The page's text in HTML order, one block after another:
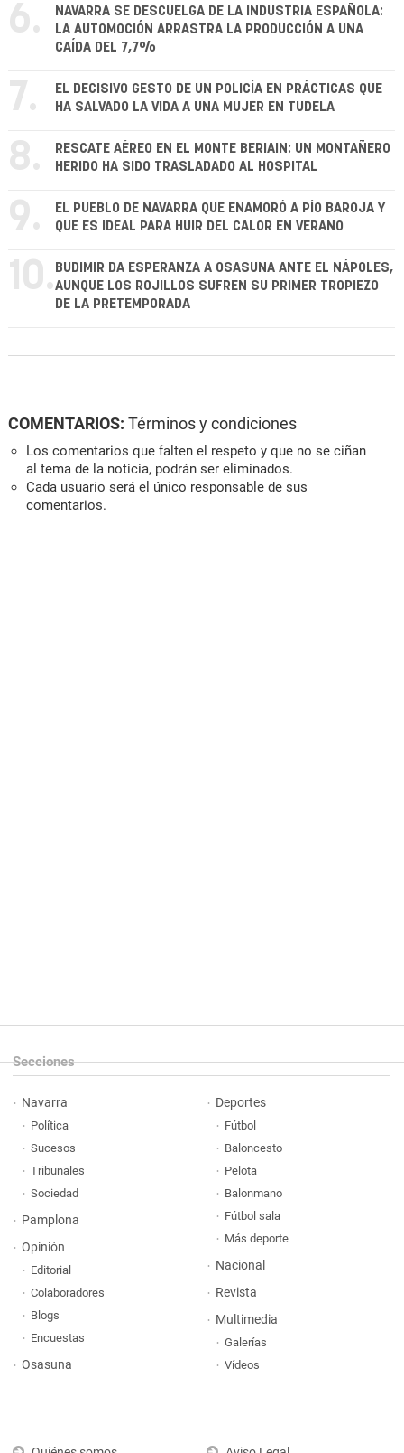
6.
NAVARRA SE DESCUELGA DE LA INDUSTRIA ESPAÑOLA:
LA AUTOMOCIÓN ARRASTRA LA PRODUCCIÓN A UNA
CAÍDA DEL 7,7%
7.
EL DECISIVO GESTO DE UN POLICÍA EN PRÁCTICAS QUE
HA SALVADO LA VIDA A UNA MUJER EN TUDELA
8.
RESCATE AÉREO EN EL MONTE BERIAIN: UN MONTAÑERO
HERIDO HA SIDO TRASLADADO AL HOSPITAL
9.
EL PUEBLO DE NAVARRA QUE ENAMORÓ A PÍO BAROJA Y
QUE ES IDEAL PARA HUIR DEL CALOR EN VERANO
10. BUDIMIR DA ESPERANZA A OSASUNA ANTE EL NÁPOLES,
AUNQUE LOS ROJILLOS SUFREN SU PRIMER TROPIEZO
DE LA PRETEMPORADA
COMENTARIOS: Términos y condiciones
Los comentarios que falten el respeto y que no se ciñan
al tema de la noticia, podrán ser eliminados.
Cada usuario será el único responsable de sus
comentarios.
Secciones
Navarra
Política
Sucesos
Tribunales
Sociedad
Pamplona
Opinión
Editorial
Colaboradores
Blogs
Encuestas
Osasuna
Deportes
Fútbol
Baloncesto
Pelota
Balonmano
Fútbol sala
Más deporte
Nacional
Revista
Multimedia
Galerías
Vídeos